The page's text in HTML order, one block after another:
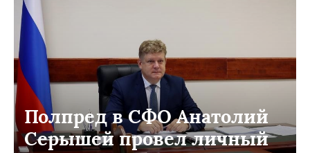
Полпред в СФО Анатолий
Серышей провел личный